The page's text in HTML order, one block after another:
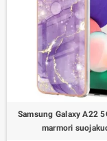
Samsung Galaxy A22
marmori